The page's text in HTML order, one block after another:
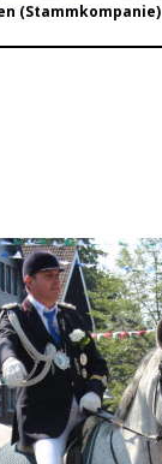
(Stammkompanie)